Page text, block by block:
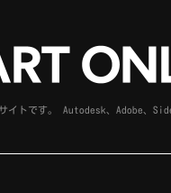
イトです。 Autodesk、Adobe、